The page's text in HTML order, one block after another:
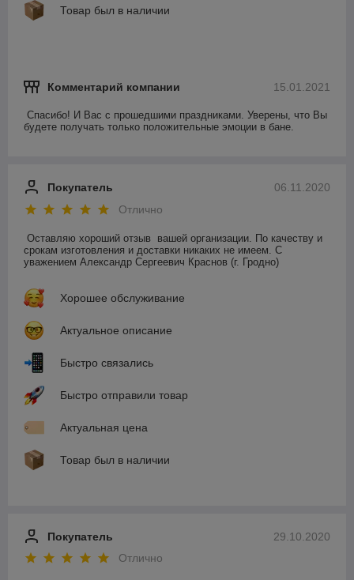
Товар был в наличии
15.01.2021
Комментарий компании
Спасибо! И Вас с прошедшими праздниками. Уверены, что Вы
будете получать только положительные эмоции в бане.
06.11.2020
Покупатель
Отлично
Оставляю хороший отзыв  вашей организации. По качеству и
срокам изготовления и доставки никаких не имеем. С
уважением Александр Сергеевич Краснов (г. Гродно)
Хорошее обслуживание
Актуальное описание
Быстро связались
Быстро отправили товар
Актуальная цена
Товар был в наличии
29.10.2020
Покупатель
Отлично